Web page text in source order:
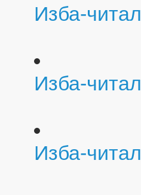
Изба-
Изба-
Изба-